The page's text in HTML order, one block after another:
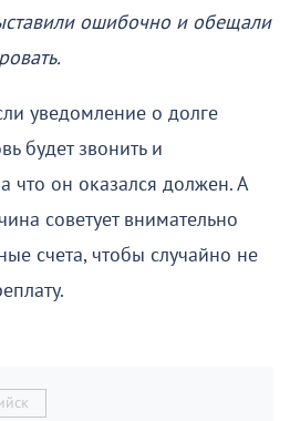
ошибочно и обещали
уведомление о долге
будет звонить и
что он оказался должен. А
советует внимательно
счета, чтобы случайно не